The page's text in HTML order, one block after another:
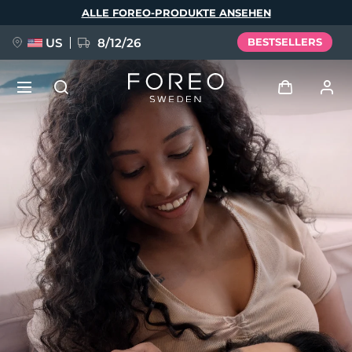
ALLE FOREO-PRODUKTE ANSEHEN
US 8/12/26 BESTSELLERS
Anmelden
Benutzerkonto
Meine Geräte
Meine Bestellungen
Meine Adressen
Meine Abonnements
NEU
FAQ™ Pure Beauty-Tech Elixir
BREAKING NEWS
issa™ Teeth Whitening Set
Sprache
English Deutsch
Español
Français
Italiano
Português
Polski
Svenska
Русский
Türkçe
简体中文 繁體中文